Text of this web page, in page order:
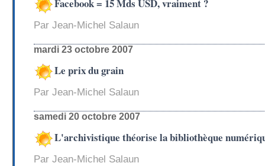
Facebook = 15 Mds USD, vraiment ?
Par Jean-Michel Salaun
mardi 23 octobre 2007
Le prix du grain
Par Jean-Michel Salaun
samedi 20 octobre 2007
L'archivistique théorise la bibliothèque
Par Jean-Michel Salaun